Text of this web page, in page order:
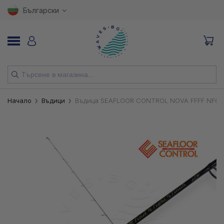
Български
НОВИ
Начало Въдици Въдица SEAFLOOR CONTROL NOVA FFFF